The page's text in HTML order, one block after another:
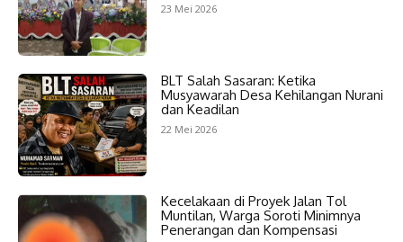
23 Mei 2026
BLT Salah Sasaran: Ketika
Musyawarah Desa Kehilangan Nurani
dan Keadilan
22 Mei 2026
Kecelakaan di Proyek Jalan Tol
Muntilan, Warga Soroti Minimnya
Penerangan dan Kompensasi